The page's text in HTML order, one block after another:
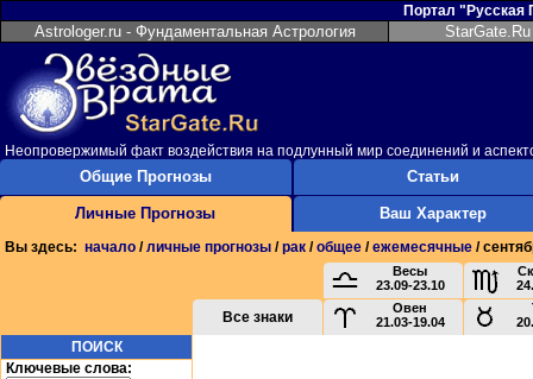
Портал "Русская
Astrologer.ru - Фундаментальная Астрология
Неопровержимый факт воздействия на подлунный мир соединений и
Общие Прогнозы
Личные Прогнозы
Статьи
Ваш Характер
Вы здесь: начало /личные прогнозы /рак /общее /ежемесячные /
Весы
23.09-23.10
Все знаки
Овен
21.03-19.04
ПОИСК
Ключевые слова: